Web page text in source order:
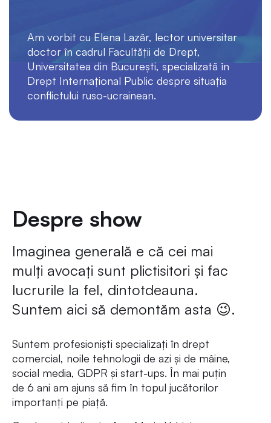
Am vorbit cu Elena Lazăr, lector universitar
doctor în cadrul Facultății de Drept,
Universitatea din București, specializată în
Drept Internațional Public despre situația
conflictului ruso-ucrainean.
Despre show
Imaginea generală e că cei mai
mulți avocați sunt plictisitori și fac
lucrurile la fel, dintotdeauna.
Suntem aici să demontăm asta 😉.
Suntem profesioniști specializați în drept
comercial, noile tehnologii de azi și de mâine,
social media, GDPR și start-ups. În mai puțin
de 6 ani am ajuns să fim în topul jucătorilor
importanți pe piață.